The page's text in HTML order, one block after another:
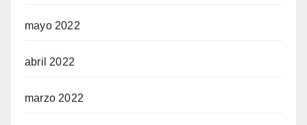
mayo 2022
abril 2022
marzo 2022